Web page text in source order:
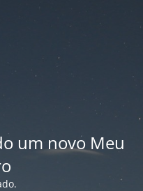
um novo Meu